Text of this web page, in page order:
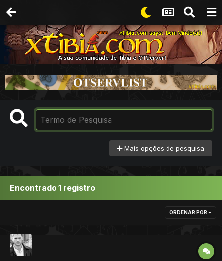
Mais opções de pesquisa
Encontrado 1 registro
ORDENAR POR